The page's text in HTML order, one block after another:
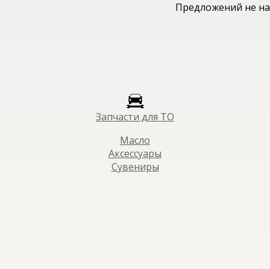
Предложений не
Запчасти для ТО
Масло
Аксессуары
Сувениры